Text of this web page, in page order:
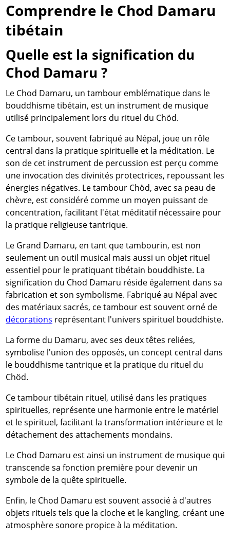
Comprendre le Chod Damaru
tibétain
Quelle est la signification du
Chod Damaru ?
Le Chod Damaru, un tambour emblématique dans le
bouddhisme tibétain, est un instrument de musique
utilisé principalement lors du rituel du Chöd.
Ce tambour, souvent fabriqué au Népal, joue un rôle
central dans la pratique spirituelle et la méditation. Le
son de cet instrument de percussion est perçu comme
une invocation des divinités protectrices, repoussant les
énergies négatives. Le tambour Chöd, avec sa peau de
chèvre, est considéré comme un moyen puissant de
concentration, facilitant l'état méditatif nécessaire pour
la pratique religieuse tantrique.
Le Grand Damaru, en tant que tambourin, est non
seulement un outil musical mais aussi un objet rituel
essentiel pour le pratiquant tibétain bouddhiste. La
signification du Chod Damaru réside également dans sa
fabrication et son symbolisme. Fabriqué au Népal avec
des matériaux sacrés, ce tambour est souvent orné de
décorations représentant l'univers spirituel bouddhiste.
La forme du Damaru, avec ses deux têtes reliées,
symbolise l'union des opposés, un concept central dans
le bouddhisme tantrique et la pratique du rituel du
Chöd.
Ce tambour tibétain rituel, utilisé dans les pratiques
spirituelles, représente une harmonie entre le matériel
et le spirituel, facilitant la transformation intérieure et le
détachement des attachements mondains.
Le Chod Damaru est ainsi un instrument de musique qui
transcende sa fonction première pour devenir un
symbole de la quête spirituelle.
Enfin, le Chod Damaru est souvent associé à d'autres
objets rituels tels que la cloche et le kangling, créant une
atmosphère sonore propice à la méditation.